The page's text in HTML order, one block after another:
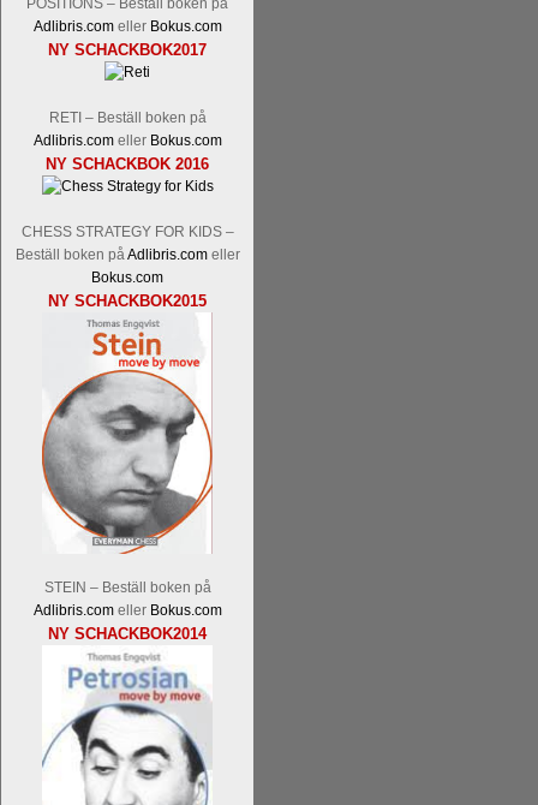
Adlibris.comeller Bokus.com
NY SCHACKBOK2017
RETI – Beställ boken på
Adlibris.comeller Bokus.com
NY SCHACKBOK 2016
CHESS STRATEGY FOR KIDS –
Beställ boken på Adlibris.comeller
Bokus.com
NY SCHACKBOK2015
STEIN – Beställ boken på
Adlibris.comeller Bokus.com
NY SCHACKBOK2014